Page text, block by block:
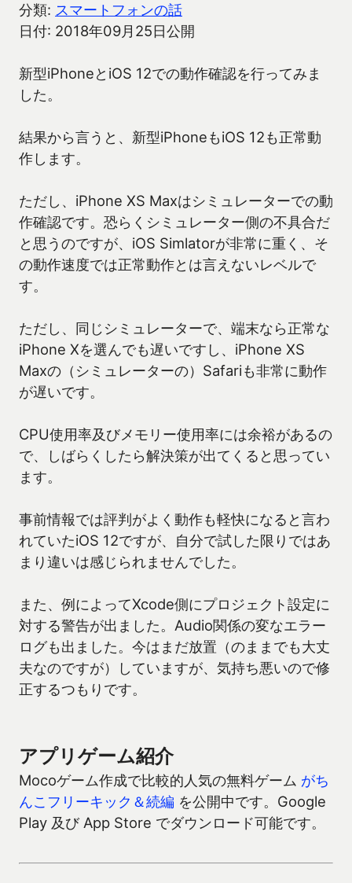
分類: スマートフォンの話
日付: 2018年09月25日公開
新型iPhoneとiOS 12での動作確認を行ってみま
した。
結果から言うと、新型iPhoneもiOS 12も正常動
作します。
ただし、iPhone XS Maxはシミュレーターでの動
作確認です。恐らくシミュレーター側の不具合だ
と思うのですが、iOS Simlatorが非常に重く、そ
の動作速度では正常動作とは言えないレベルで
す。
ただし、同じシミュレーターで、端末なら正常な
iPhone Xを選んでも遅いですし、iPhone XS
Maxの（シミュレーターの）Safariも非常に動作
が遅いです。
CPU使用率及びメモリー使用率には余裕があるの
で、しばらくしたら解決策が出てくると思ってい
ます。
事前情報では評判がよく動作も軽快になると言わ
れていたiOS 12ですが、自分で試した限りではあ
まり違いは感じられませんでした。
また、例によってXcode側にプロジェクト設定に
対する警告が出ました。Audio関係の変なエラー
ログも出ました。今はまだ放置（のままでも大丈
夫なのですが）していますが、気持ち悪いので修
正するつもりです。
アプリゲーム紹介
Mocoゲーム作成で比較的人気の無料ゲーム がち
んこフリーキック＆続編 を公開中です。Google
Play 及び App Store でダウンロード可能です。